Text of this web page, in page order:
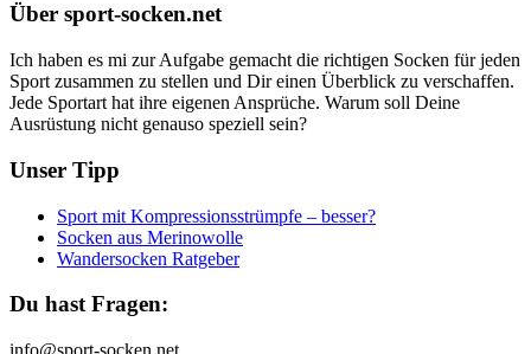
Über sport-socken.net
Ich haben es mi zur Aufgabe gemacht die richtigen Socken für jeden
Sport zusammen zu stellen und Dir einen Überblick zu verschaffen.
Jede Sportart hat ihre eigenen Ansprüche. Warum soll Deine
Ausrüstung nicht genauso speziell sein?
Unser Tipp
Sport mit Kompressionsstrümpfe – besser?
Socken aus Merinowolle
Wandersocken Ratgeber
Du hast Fragen:
info@sport-socken.net